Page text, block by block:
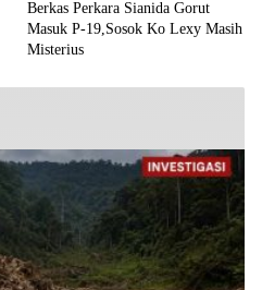
Berkas Perkara Sianida Gorut
Masuk P-19,Sosok Ko Lexy Masih
Misterius